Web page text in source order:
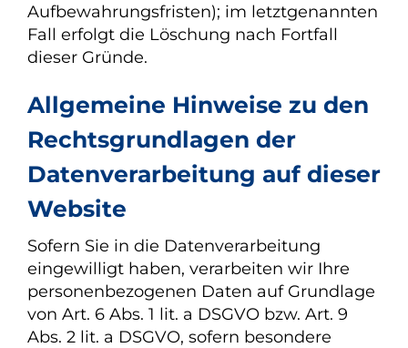
Aufbewahrungsfristen); im letztgenannten
Fall erfolgt die Löschung nach Fortfall
dieser Gründe.
Allgemeine Hinweise zu den
Rechtsgrundlagen der
Datenverarbeitung auf dieser
Website
Sofern Sie in die Datenverarbeitung
eingewilligt haben, verarbeiten wir Ihre
personenbezogenen Daten auf Grundlage
von Art. 6 Abs. 1 lit. a DSGVO bzw. Art. 9
Abs. 2 lit. a DSGVO, sofern besondere